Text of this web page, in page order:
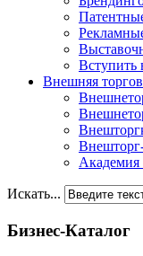
Вступить
Внешняя
Академия
Искать...
Бизнес-Каталог